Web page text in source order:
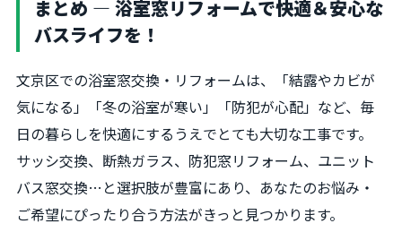
まとめ ― 浴室窓リフォームで快適＆安心な
バスライフを！
文京区での浴室窓交換・リフォームは、「結露やカビが
気になる」「冬の浴室が寒い」「防犯が心配」など、毎
日の暮らしを快適にするうえでとても大切な工事です。
サッシ交換、断熱ガラス、防犯窓リフォーム、ユニット
バス窓交換…と選択肢が豊富にあり、あなたのお悩み・
ご希望にぴったり合う方法がきっと見つかります。